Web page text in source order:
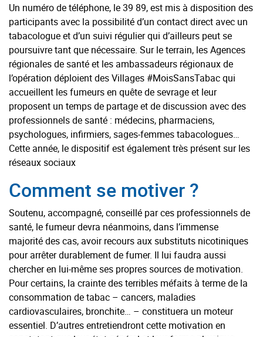
Un numéro de téléphone, le 39 89, est mis à disposition des
participants avec la possibilité d’un contact direct avec un
tabacologue et d’un suivi régulier qui d’ailleurs peut se
poursuivre tant que nécessaire. Sur le terrain, les Agences
régionales de santé et les ambassadeurs régionaux de
l’opération déploient des Villages #MoisSansTabac qui
accueillent les fumeurs en quête de sevrage et leur
proposent un temps de partage et de discussion avec des
professionnels de santé : médecins, pharmaciens,
psychologues, infirmiers, sages-femmes tabacologues…
Cette année, le dispositif est également très présent sur les
réseaux sociaux
Comment se motiver ?
Soutenu, accompagné, conseillé par ces professionnels de
santé, le fumeur devra néanmoins, dans l’immense
majorité des cas, avoir recours aux substituts nicotiniques
pour arrêter durablement de fumer. Il lui faudra aussi
chercher en lui-même ses propres sources de motivation.
Pour certains, la crainte des terribles méfaits à terme de la
consommation de tabac – cancers, maladies
cardiovasculaires, bronchite… – constituera un moteur
essentiel. D’autres entretiendront cette motivation en